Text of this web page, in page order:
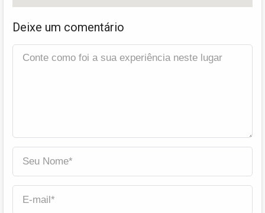
Deixe um comentário